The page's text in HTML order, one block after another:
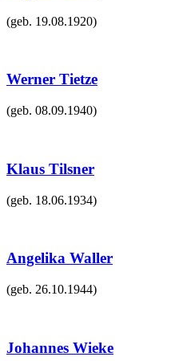
(geb. 19.08.1920)
Werner Tietze
(geb. 08.09.1940)
Klaus Tilsner
(geb. 18.06.1934)
Angelika Waller
(geb. 26.10.1944)
Johannes Wieke